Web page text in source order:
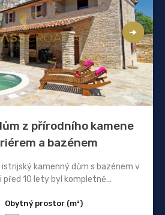
z přírodního kamene
a bazénem
istrijský kamenný dům s bazénem v
před 10 lety byl kompletně...
Obytný prostor (m²)